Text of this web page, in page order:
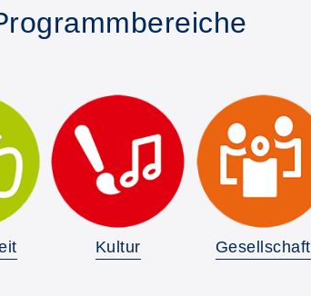
Kultur Gesellschaft